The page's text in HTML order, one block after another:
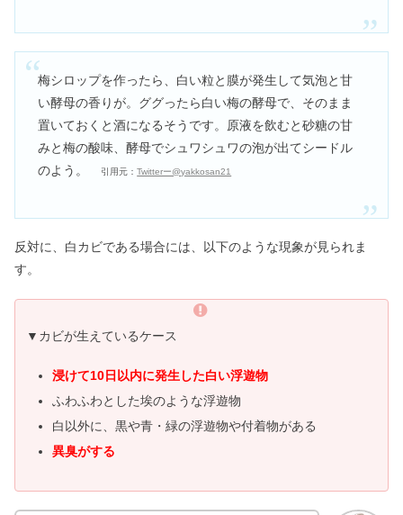
梅シロップを作ったら、白い粒と膜が発生して気泡と甘
い酵母の香りが。ググったら白い梅の酵母で、そのまま
置いておくと酒になるそうです。原液を飲むと砂糖の甘
みと梅の酸味、酵母でシュワシュワの泡が出てシードル
のよう。
引用元：Twitterー@yakkosan21
反対に、白カビである場合には、以下のような現象が見られま
す。
▼カビが生えているケース
浸けて10日以内に発生した白い浮遊物
ふわふわとした埃のような浮遊物
白以外に、黒や青・緑の浮遊物や付着物がある
異臭がする